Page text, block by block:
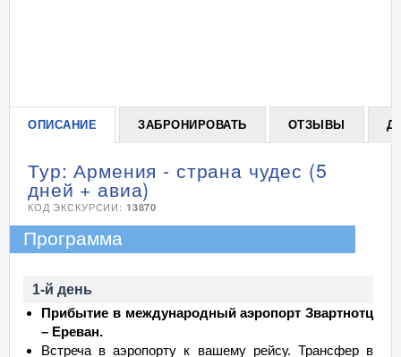
ОПИСАНИЕ ЗАБРОНИРОВАТЬ ОТЗЫВЫ
Тур: Армения - страна чудес (5
дней + авиа)
КОД ЭКСКУРСИИ: 13870
Программа
1-й день
Прибытие в международный аэропорт Звартнотц
– Ереван.
Встреча в аэропорту к вашему рейсу. Трансфер в